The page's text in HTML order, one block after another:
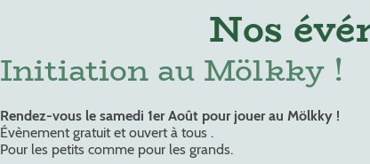
Nos
Initiation au Mölkky !
Rendez-vous le samedi 1er Août pour jouer au Mölkky !
Évènement gratuit et ouvert à tous .
Pour les petits comme pour les grands.